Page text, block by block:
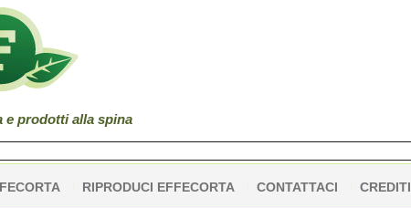
e prodotti alla spina
RIPRODUCI EFFECORTA CONTATTACI CREDITI